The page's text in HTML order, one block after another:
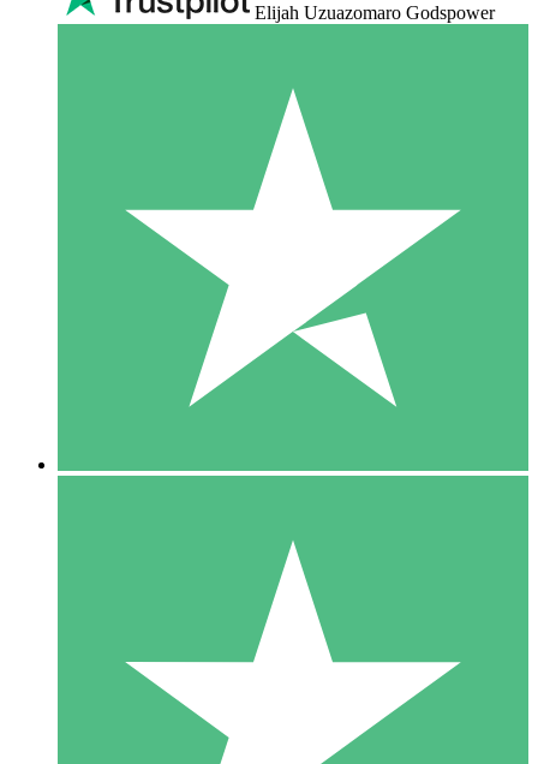
Elijah Uzuazomaro Godspower